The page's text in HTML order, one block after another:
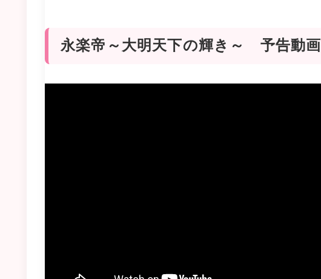
永楽帝～大明天下の輝き～ 予告動画